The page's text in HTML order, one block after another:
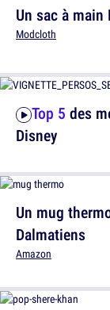
Top 5 des
Disney
Un sac à main
Modcloth
Un mug
Dalmatiens
Amazon